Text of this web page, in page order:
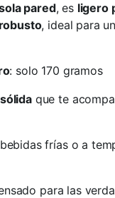
pared, es ligero
, ideal para
: solo 170 gramos
que te
frías o a
para las